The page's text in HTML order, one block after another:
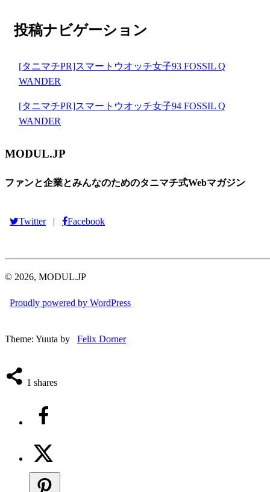
投稿ナビゲーション
[タニマチPR]スマートウオッチ女子93 FOSSIL Q
WANDER
[タニマチPR]スマートウオッチ女子94 FOSSIL Q
WANDER
MODUL.JP
ファンと企業とみんなのためのタニマチ式Webマガジン
Twitter | Facebook
© 2026, MODUL.JP
Proudly powered by WordPress
Theme: Yuuta by Felix Dorner
1 shares